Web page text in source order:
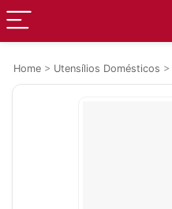
Home > Utensílios Domésticos >